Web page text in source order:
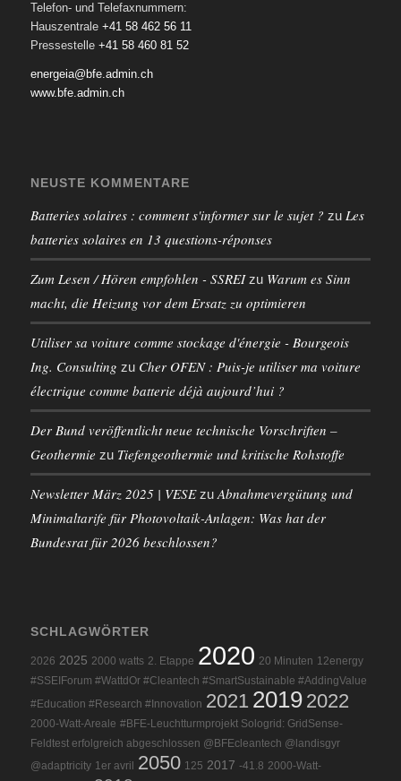
Telefon- und Telefaxnummern:
Hauszentrale +41 58 462 56 11
Pressestelle +41 58 460 81 52
energeia@bfe.admin.ch
www.bfe.admin.ch
NEUSTE KOMMENTARE
Batteries solaires : comment s'informer sur le sujet ? zu Les
batteries solaires en 13 questions-réponses
Zum Lesen / Hören empfohlen - SSREIzu Warum es Sinn
macht, die Heizung vor dem Ersatz zu optimieren
Utiliser sa voiture comme stockage d'énergie - Bourgeois
Ing. Consulting zu Cher OFEN : Puis-je utiliser ma voiture
électrique comme batterie déjà aujourd’hui ?
Der Bund veröffentlicht neue technische Vorschriften –
Geothermie zu Tiefengeothermie und kritische Rohstoffe
Newsletter März 2025 | VESEzu Abnahmevergütung und
Minimaltarife für Photovoltaik-Anlagen: Was hat der
Bundesrat für 2026 beschlossen?
SCHLAGWÖRTER
2026 2025 2000 watts 2. Etappe 2020 20 Minuten 12energy
#SSEIForum #WattdOr #Cleantech #SmartSustainable #AddingValue
#Education #Research #Innovation 2021 2019 2022
2000-Watt-Areale #BFE-Leuchtturmprojekt Sologrid: GridSense-
Feldtest erfolgreich abgeschlossen @BFEcleantech @landisgyr
@adaptricity 1er avril 2050 125 2017 -41.8 2000-Watt-